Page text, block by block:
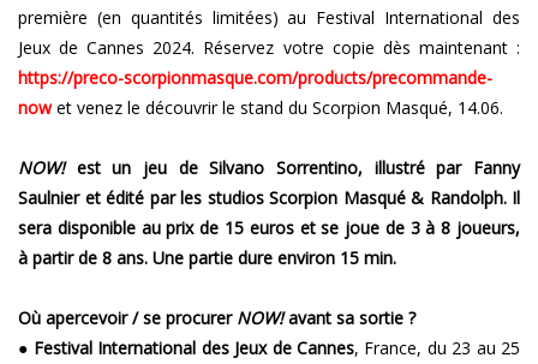
première (en quantités limitées) au Festival International des
Jeux de Cannes 2024. Réservez votre copie dès maintenant :
https://preco-scorpionmasque.com/products/precommande-
nowet venez le découvrir le stand du Scorpion Masqué, 14.06.
NOW! est un jeu de Silvano Sorrentino, illustré par Fanny
Saulnier et édité par les studios Scorpion Masqué & Randolph. Il
sera disponible au prix de 15 euros et se joue de 3 à 8 joueurs,
à partir de 8 ans. Une partie dure environ 15 min.
Où apercevoir / se procurer NOW!avant sa sortie ?
● Festival International des Jeux de Cannes, France, du 23 au 25